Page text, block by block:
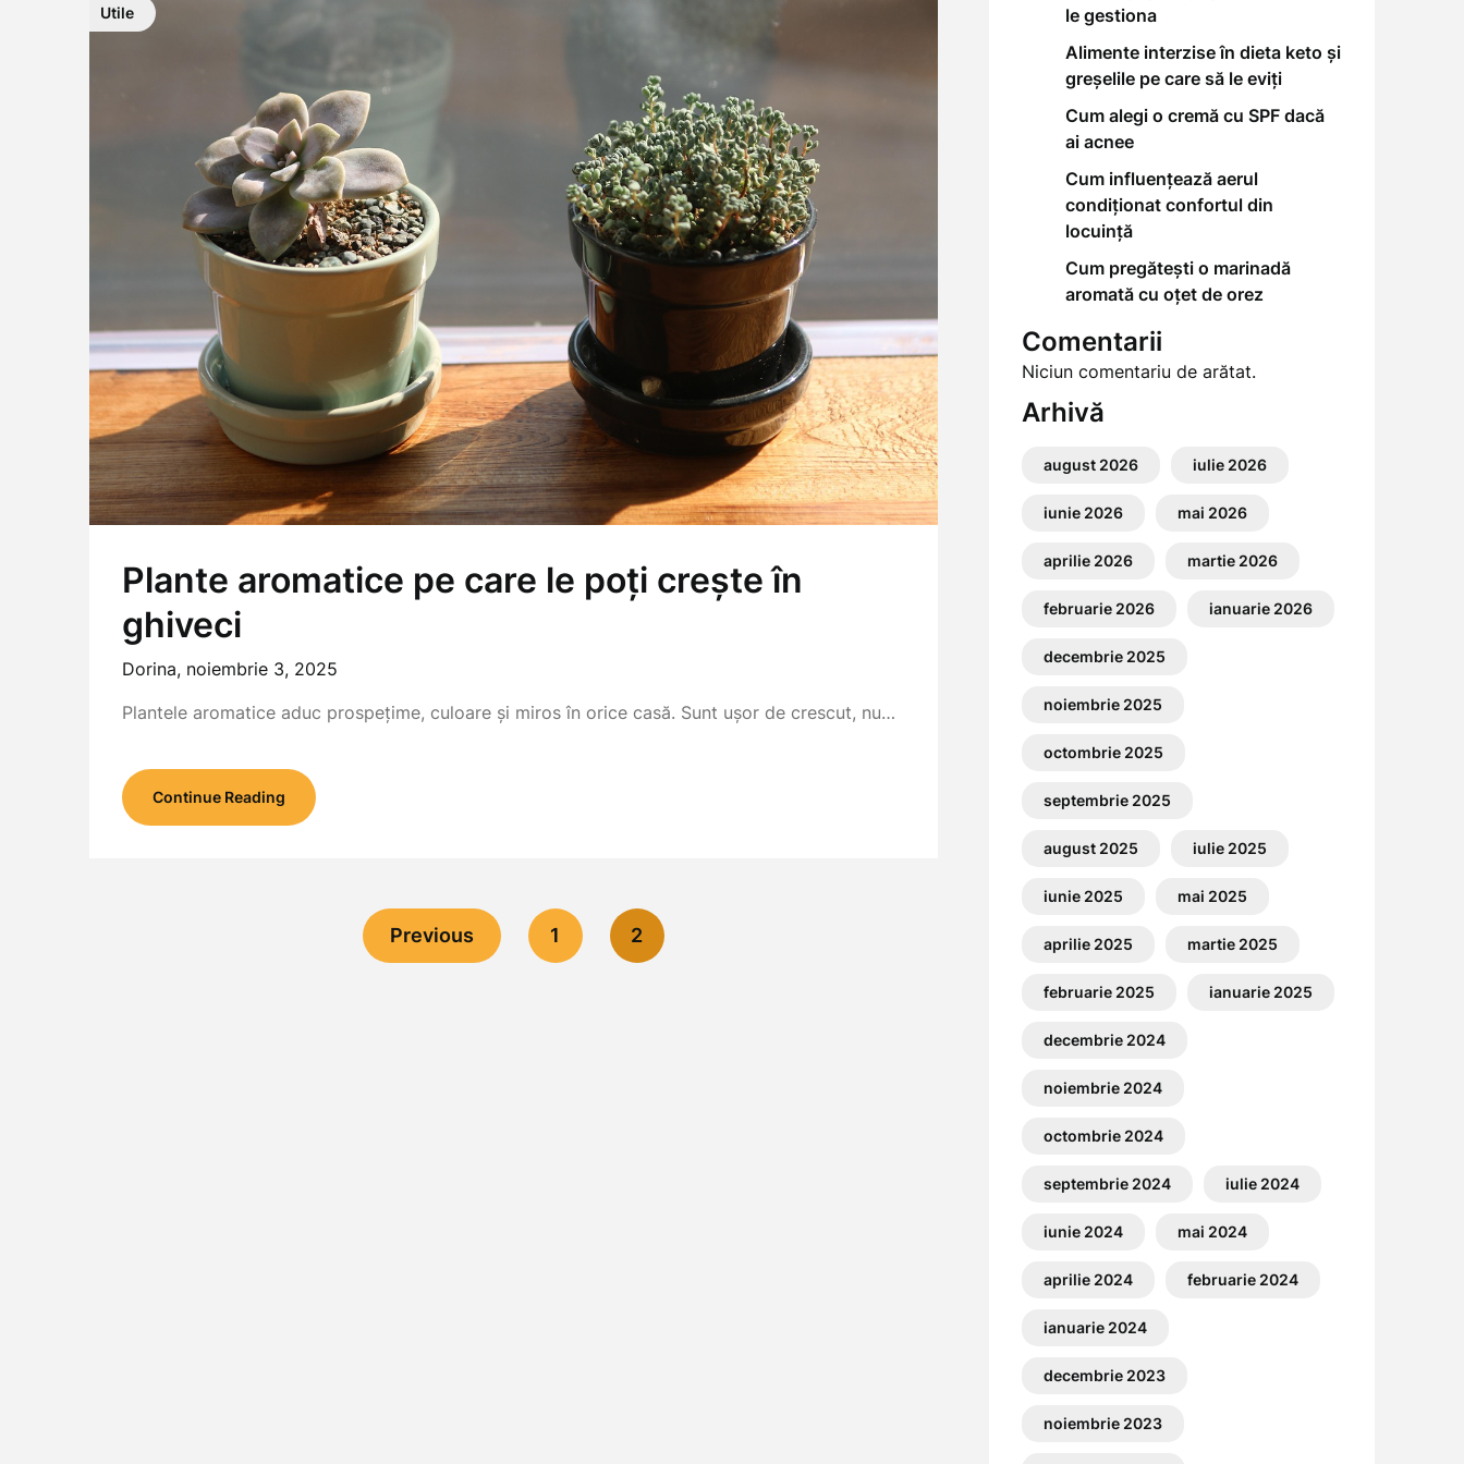
Utile
Plante aromatice pe care le poți crește în
ghiveci
Dorina, noiembrie 3, 2025
Plantele aromatice aduc prospețime, culoare și miros în orice casă. Sunt ușor de crescut, nu…
Continue Reading
Previous 1 2
le gestiona
Alimente interzise în dieta keto și
greșelile pe care să le eviți
Cum alegi o cremă cu SPF dacă
ai acnee
Cum influențează aerul
condiționat confortul din
locuință
Cum pregătești o marinadă
aromată cu oțet de orez
Comentarii
Niciun comentariu de arătat.
Arhivă
august 2026 iulie 2026
iunie 2026 mai 2026
aprilie 2026 martie 2026
februarie 2026 ianuarie 2026
decembrie 2025
noiembrie 2025
octombrie 2025
septembrie 2025
august 2025 iulie 2025
iunie 2025 mai 2025
aprilie 2025 martie 2025
februarie 2025 ianuarie 2025
decembrie 2024
noiembrie 2024
octombrie 2024
septembrie 2024 iulie 2024
iunie 2024 mai 2024
aprilie 2024 februarie 2024
ianuarie 2024
decembrie 2023
noiembrie 2023